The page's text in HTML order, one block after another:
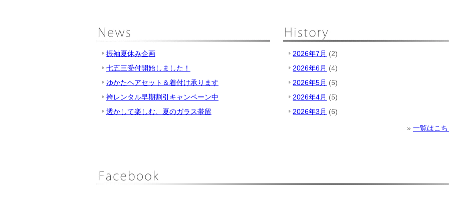
振袖夏休み企画
七五三受付開始しました！
ゆかたヘアセット＆着付け承ります
袴レンタル早期割引キャンペーン中
透かして楽しむ、夏のガラス帯留
2026年7月 (2)
2026年6月 (4)
2026年5月 (5)
2026年4月 (5)
2026年3月 (6)
» 一覧はこ